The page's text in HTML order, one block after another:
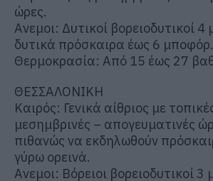
ώρες.
Ανεμοι: Δυτικοί βορειοδυτικοί 4
δυτικά πρόσκαιρα έως 6 μποφόρ.
Θερμοκρασία: Από 15 έως 27
ΘΕΣΣΑΛΟΝΙΚΗ
Καιρός: Γενικά αίθριος με
μεσημβρινές – απογευματινές
πιθανώς να εκδηλωθούν
γύρω ορεινά.
Ανεμοι: Βόρειοι βορειοδυτικοί